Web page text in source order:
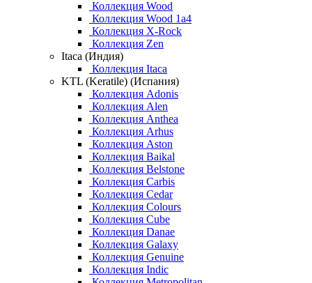
Коллекция Wood
Коллекция Wood 1a4
Коллекция X-Rock
Коллекция Zen
Itaca (Индия)
Коллекция Itaca
KTL (Keratile) (Испания)
Коллекция Adonis
Коллекция Alen
Коллекция Anthea
Коллекция Arhus
Коллекция Aston
Коллекция Baikal
Коллекция Belstone
Коллекция Carbis
Коллекция Cedar
Коллекция Colours
Коллекция Cube
Коллекция Danae
Коллекция Galaxy
Коллекция Genuine
Коллекция Indic